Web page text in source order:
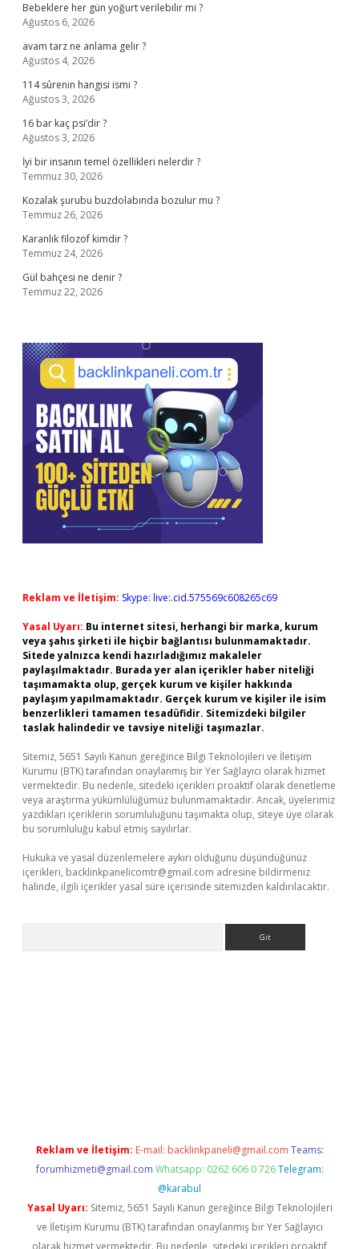
Bebeklere her gün yoğurt verilebilir mi ?
Ağustos 6, 2026
avam tarz ne anlama gelir ?
Ağustos 4, 2026
114 sûrenin hangisi ismi ?
Ağustos 3, 2026
16 bar kaç psi’dir ?
Ağustos 3, 2026
İyi bir insanın temel özellikleri nelerdir ?
Temmuz 30, 2026
Kozalak şurubu buzdolabında bozulur mu ?
Temmuz 26, 2026
Karanlık filozof kimdir ?
Temmuz 24, 2026
Gül bahçesi ne denir ?
Temmuz 22, 2026
Reklam ve İletişim: Skype: live:.cid.575569c608265c69
Yasal Uyarı: Bu internet sitesi, herhangi bir marka, kurum
veya şahıs şirketi ile hiçbir bağlantısı bulunmamaktadır.
Sitede yalnızca kendi hazırladığımız makaleler
paylaşılmaktadır. Burada yer alan içerikler haber niteliği
taşımamakta olup, gerçek kurum ve kişiler hakkında
paylaşım yapılmamaktadır. Gerçek kurum ve kişiler ile isim
benzerlikleri tamamen tesadüfidir. Sitemizdeki bilgiler
taslak halindedir ve tavsiye niteliği taşımazlar.
Sitemiz, 5651 Sayılı Kanun gereğince Bilgi Teknolojileri ve İletişim
Kurumu (BTK) tarafından onaylanmış bir Yer Sağlayıcı olarak hizmet
vermektedir. Bu nedenle, sitedeki içerikleri proaktif olarak denetleme
veya araştırma yükümlülüğümüz bulunmamaktadır. Ancak, üyelerimiz
yazdıkları içeriklerin sorumluluğunu taşımakta olup, siteye üye olarak
bu sorumluluğu kabul etmiş sayılırlar.
Hukuka ve yasal düzenlemelere aykırı olduğunu düşündüğünüz
içerikleri, backlinkpanelicomtr@gmail.com adresine bildirmeniz
halinde, ilgili içerikler yasal süre içerisinde sitemizden kaldırılacaktır.
Reklam ve İletişim: E-mail: backlinkpaneli@gmail.com Teams:
forumhizmeti@gmail.com Whatsapp: 0262 606 0 726 Telegram:
@karabul
Yasal Uyarı: Sitemiz, 5651 Sayılı Kanun gereğince Bilgi Teknolojileri
ve İletişim Kurumu (BTK) tarafından onaylanmış bir Yer Sağlayıcı
olarak hizmet vermektedir. Bu nedenle, sitedeki içerikleri proaktif